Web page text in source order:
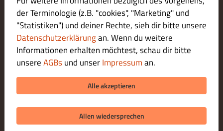
Cookie-Einstellungen ändern
Kontaktiere uns
Datenschutzerklärung
Allgemeine Geschäftsbedingungen
Impressum
ZAHLUNGSARTEN BEI ABHOLUNG
der Terminologie (z.B. "cookies", "Marketing" und
"Statistiken") und deiner Rechte, sieh dir bitte unsere
Datenschutzerklärungan. Wenn du weitere
Informationen erhalten möchtest, schau dir bitte
unsereAGBsund unserImpressuman.
Alle akzeptieren
Allen wiedersprechen